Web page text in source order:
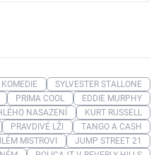
KOMEDIE
SYLVESTER STALLONE
PRIMA COOL
EDDIE MURPHY
NASAZENÍ
KURT RUSSELL
PRAVDIVÉ LŽI
TANGO A CASH
MISTROVI
JUMP STREET 21